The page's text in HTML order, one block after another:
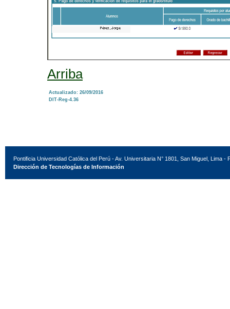
Arriba
Actualizado: 26/09/2016
DIT-Reg-4.36
Pontificia Universidad Católica del Perú - Av. Universitaria N° 1801, San Miguel, Lima -
Dirección de Tecnologías de Información